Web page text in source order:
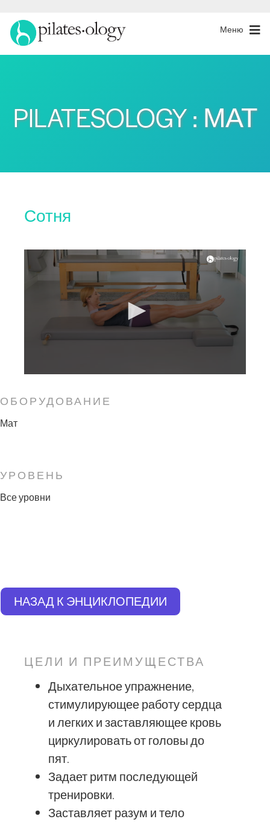
Меню
PILATESOLOGY : МАТ
Сотня
ОБОРУДОВАНИЕ
Мат
УРОВЕНЬ
Все уровни
НАЗАД К ЭНЦИКЛОПЕДИИ
ЦЕЛИ И ПРЕИМУЩЕСТВА
Дыхательное упражнение,
стимулирующее работу сердца
и легких и заставляющее кровь
циркулировать от головы до
пят.
Задает ритм последующей
тренировки.
Заставляет разум и тело